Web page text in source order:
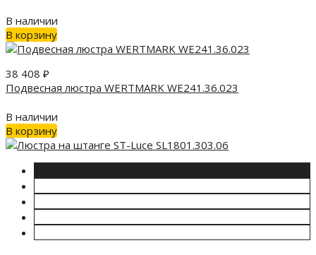
В наличии
В корзину
38 408 ₽
Подвесная люстра WERTMARK WE241.36.023
В наличии
В корзину